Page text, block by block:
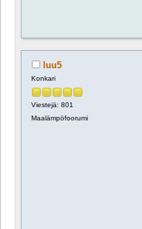
luu5
Konkari
Viestejä: 801
Maalämpöfoorumi